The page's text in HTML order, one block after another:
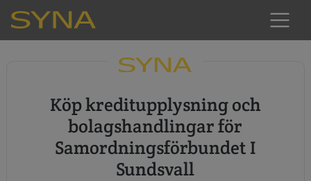
Köp kreditupplysning och
bolagshandlingar för
Samordningsförbundet I
Sundsvall